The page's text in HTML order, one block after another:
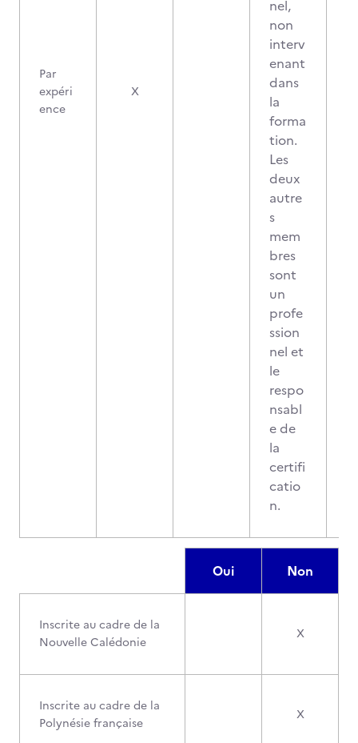
Par
expéri
ence
X
nel,
non
interv
enant
dans
la
forma
tion.
Les
deux
autre
s
mem
bres
sont
un
profe
ssion
nel et
le
respo
nsabl
e de
la
certifi
catio
n.
Oui Non
Inscrite au cadre de la
Nouvelle Calédonie
X
Inscrite au cadre de la
Polynésie française
X